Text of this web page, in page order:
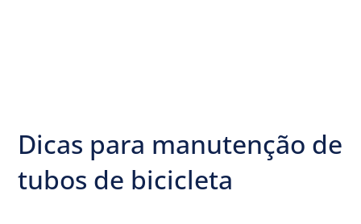
Dicas para manutenção de
tubos de bicicleta